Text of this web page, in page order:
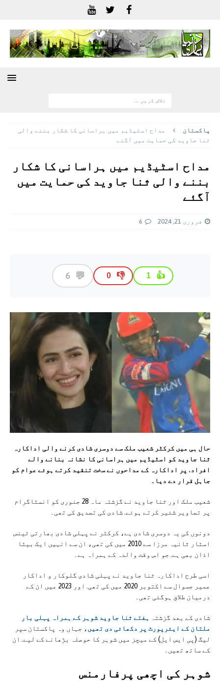
پاکستان
مداح اسٹیڈیم میں ہراسانی کا شکار بننے والی
ثنا جاوید کی حمایت میں آگئے
مداح اسٹیڈیم میں ہراسانی کا شکار
بننے والی ثنا جاوید کی حمایت میں
آگئے
فروری 21, 2024 6
👍
1
👎
0
💬
6
حال ہی میں کرکٹر شعیب ملک سے دوسری شادی کرنے والی اداکارہ
ثنا جاوید کو اسٹیڈیم میں ہراسانی کا نشانہ بنانے والے
افراد. پر اداکارہ کے مداحوں نے سخت تنقید کرتے ہوئے عوام کو
جاہل قرار دے دیا۔
شعیب ملک اور ثنا جاوید نے گزشتہ ماہ 28 جنوری کو انسٹاگرام
پر تصاویر شئیر کرتے ہوئے. شادی کی تصدیق کی تھی۔
دونوں کی یہ دوسری شادی ہے، کرکٹر نے پہلی شادی بھارتی ٹینس
اسٹار ثانیہ مرزا سے 2010 میں کی تھی، ان سے انہیں ایک بیٹا
اذان بھی ہے. جو اس وقت والدہ کے ہمراہ ہے۔
اسی طرح اداکارہ ثنا جاوید نے پہلی شادی گلوکار و اداکار
عمیر جسوال سے اکتوبر 2020 میں کی تھی. اور 2023 میں ان کے
درمیان طلاق ہوگئی تھی۔
شادی کے بعد گزشتہ
ہفتے ثنا جاوید شوہر کے ہمراہ پہلی بار
ملتان کے ایئرپورٹ پر دکھائی دی تھیں، جہاں وہ پاکستان سپر
لیگ (پی ایس ایل) کے میچز میں شوہر کا حوصلہ بڑھانے کے لیے. ان
کے ساتھ تھیں۔
شوہر کی اچھی پرفارمنس